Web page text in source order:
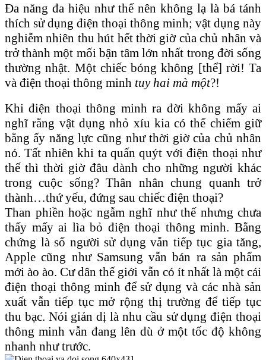
Đa năng đa hiệu như thế nên không lạ là bá tánh
thích sử dụng điện thoại thông minh; vật dụng này
nghiễm nhiên thu hút hết thời giờ của chủ nhân và
trở thành một mối bận tâm lớn nhất trong đời sống
thường nhật. Một chiếc bóng không [thể] rời! Ta
và điện thoại thông minh tuy hai mà một?!
Khi điện thoại thông minh ra đời không mấy ai
nghĩ rằng vật dụng nhỏ xíu kia có thể chiếm giữ
bằng ấy năng lực cũng như thời giờ của chủ nhân
nó. Tất nhiên khi ta quấn quýt với điện thoại như
thế thì thời giờ đâu dành cho những người khác
trong cuộc sống? Thân nhân chung quanh trở
thành…thứ yếu, đứng sau chiếc điện thoại?
Than phiền hoặc ngẫm nghĩ như thế nhưng chưa
thấy mấy ai lìa bỏ điện thoại thông minh. Bằng
chứng là số người sử dụng vẫn tiếp tục gia tăng,
Apple cũng như Samsung vẫn bán ra sản phẩm
mới ào ào. Cư dân thế giới vẫn có ít nhất là một cái
điện thoại thông minh để sử dụng và các nhà sản
xuất vẫn tiếp tục mở rộng thị trường để tiếp tục
thu bạc. Nói giản dị là nhu cầu sử dụng điện thoại
thông minh vẫn đang lên dù ở một tốc độ không
nhanh như trước.